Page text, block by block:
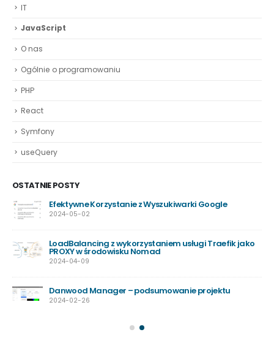
IT
JavaScript
O nas
Ogólnie o programowaniu
PHP
React
Symfony
useQuery
OSTATNIE POSTY
Efektywne Korzystanie z Wyszukiwarki Google
2024-05-02
LoadBalancing z wykorzystaniem usługi Traefik jako
PROXY w środowisku Nomad
2024-04-09
Danwood Manager – podsumowanie projektu
2024-02-26